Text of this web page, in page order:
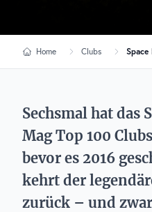
Home Clubs
Sechsmal hat das
Mag Top 100
bevor es 2016
kehrt der
zurück – und